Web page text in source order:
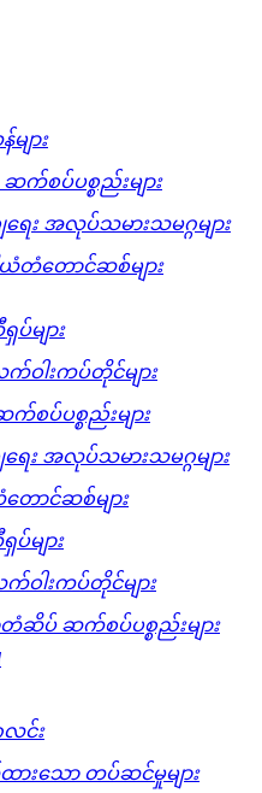
ျား
ဆက်စပ်ပစ္စည်းများ
ျရေး အလုပ်သမားသမဂ္ဂများ
ယံတံတောင်ဆစ်များ
များ
ဝါးကပ်တိုင်များ
စပ်ပစ္စည်းများ
ျရေး အလုပ်သမားသမဂ္ဂများ
ောင်ဆစ်များ
များ
ဝါးကပ်တိုင်များ
တံဆိပ် ဆက်စပ်ပစ္စည်းများ
လင်း
းသော တပ်ဆင်မှုများ